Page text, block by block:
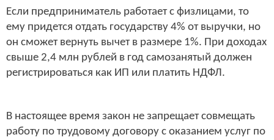
Если предприниматель работает с физлицами, то
ему придется отдать государству 4% от выручки, но
он сможет вернуть вычет в размере 1%. При доходах
свыше 2,4 млн рублей в год самозанятый должен
регистрироваться как ИП или платить НДФЛ.
В настоящее время закон не запрещает совмещать
работу по трудовому договору с оказанием услуг по